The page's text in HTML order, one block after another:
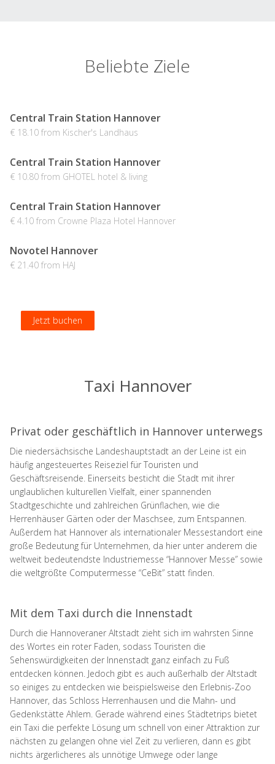
Beliebte Ziele
Central Train Station Hannover
€ 18.10 from Kischer's Landhaus
Jetzt buchen
Central Train Station Hannover
€ 10.80 from GHOTEL hotel & living
Jetzt buchen
Central Train Station Hannover
€ 4.10 from Crowne Plaza Hotel Hannover
Jetzt buchen
Novotel Hannover
€ 21.40 from HAJ
Jetzt buchen
Taxi Hannover
Privat oder geschäftlich in Hannover unterwegs
Die niedersächsische Landeshauptstadt an der Leine ist ein
häufig angesteuertes Reiseziel für Touristen und
Geschäftsreisende. Einerseits besticht die Stadt mit ihrer
unglaublichen kulturellen Vielfalt, einer spannenden
Stadtgeschichte und zahlreichen Grünflachen, wie die
Herrenhäuser Gärten oder der Maschsee, zum Entspannen.
Außerdem hat Hannover als internationaler Messestandort eine
große Bedeutung für Unternehmen, da hier unter anderem die
weltweit bedeutendste Industriemesse “Hannover Messe” sowie
die weltgrößte Computermesse “CeBit” statt finden.
Mit dem Taxi durch die Innenstadt
Durch die Hannoveraner Altstadt zieht sich im wahrsten Sinne
des Wortes ein roter Faden, sodass Touristen die
Sehenswürdigkeiten der Innenstadt ganz einfach zu Fuß
entdecken können. Jedoch gibt es auch außerhalb der Altstadt
so einiges zu entdecken wie beispielsweise den Erlebnis-Zoo
Hannover, das Schloss Herrenhausen und die Mahn- und
Gedenkstätte Ahlem. Gerade während eines Städtetrips bietet
ein Taxi die perfekte Lösung um schnell von einer Attraktion zur
nächsten zu gelangen ohne viel Zeit zu verlieren, dann es gibt
nichts ärgerlicheres als unnötige Umwege oder lange